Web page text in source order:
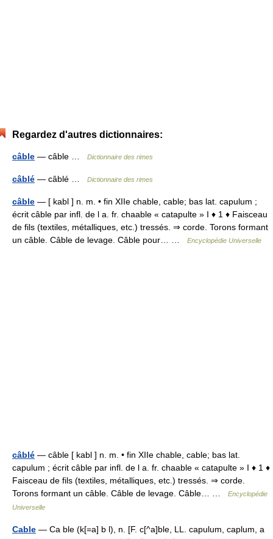
Regardez d'autres dictionnaires:
câble — câble … Dictionnaire des rimes
câblé — câblé … Dictionnaire des rimes
câble — [ kabl ] n. m. • fin XIIe chable, cable; bas lat. capulum ;
écrit câble par infl. de l a. fr. chaable « catapulte » I ♦ 1 ♦ Faisceau
de fils (textiles, métalliques, etc.) tressés. ⇒ corde. Torons formant
un câble. Câble de levage. Câble pour… …
Encyclopédie Universelle
câblé — câble [ kabl ] n. m. • fin XIIe chable, cable; bas lat.
capulum ; écrit câble par infl. de l a. fr. chaable « catapulte » I ♦ 1 ♦
Faisceau de fils (textiles, métalliques, etc.) tressés. ⇒ corde.
Torons formant un câble. Câble de levage. Câble… …
Encyclopédie
Universelle
Cable — Ca ble (k[=a] b l), n. [F. c[^a]ble, LL. capulum, caplum, a